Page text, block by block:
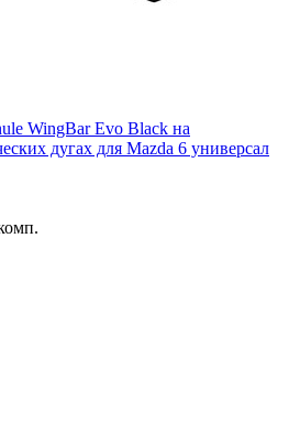
WingBar Evo Black на
дугах для Mazda 6 универсал